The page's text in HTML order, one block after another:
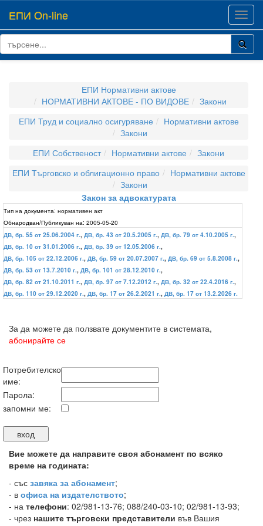
ЕПИ On-line
ЕПИ Нормативни актове
НОРМАТИВНИ АКТОВЕ - ПО ВИДОВЕ
Закони
ЕПИ Труд и социално осигуряване
Нормативни актове
Закони
ЕПИ Собственост
Нормативни актове
Закони
ЕПИ Търговско и облигационно право
Нормативни актове
Закони
Закон за адвокатурата
Тип на документа: нормативен акт
Обнародван/Публикуван на: 2005-05-20
ДВ, бр. 55 от 25.06.2004 г., ДВ, бр. 43 от 20.5.2005 г., ДВ, бр. 79 от 4.10.2005 г.,
ДВ, бр. 10 от 31.01.2006 г., ДВ, бр. 39 от 12.05.2006 г.,
ДВ, бр. 105 от 22.12.2006 г., ДВ, бр. 59 от 20.07.2007 г., ДВ, бр. 69 от 5.8.2008 г.,
ДВ, бр. 53 от 13.7.2010 г., ДВ, бр. 101 от 28.12.2010 г.,
ДВ, бр. 82 от 21.10.2011 г., ДВ, бр. 97 от 7.12.2012 г., ДВ, бр. 32 от 22.4.2016 г.,
ДВ, бр. 110 от 29.12.2020 г., ДВ, бр. 17 от 26.2.2021 г., ДВ, бр. 17 от 13.2.2026 г.
За да можете да ползвате документите в системата,
абонирайте се
Потребителско
име:
Парола:
запомни ме:
Вие можете да направите своя абонамент по всяко
време на годината:
- със завяка за абонамент;
- в офиса на издателството;
- на телефони: 02/981-13-76; 088/240-03-10; 02/981-13-93;
- чрез нашите търговски представители във Вашия